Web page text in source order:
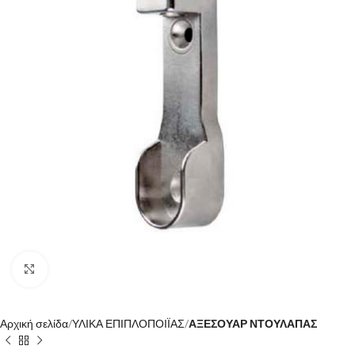
Αρχική σελίδα ΥΛΙΚΑ ΕΠΙΠΛΟΠΟΙΪΑΣ ΑΞΕΣΟΥΑΡ ΝΤΟΥΛΑΠΑΣ